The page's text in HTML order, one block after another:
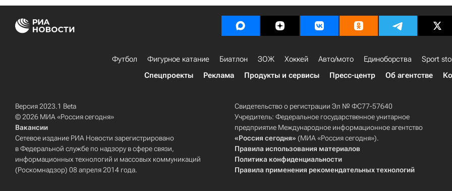
Футбол Фигурное катание Биатлон ЗОЖ Хоккей Авто/мото Единоборства Sport
Спецпроекты
Реклама Продукты и сервисы Пресс-центр Об агентстве
Версия 2023.1 Beta
© 2026 МИА «Россия сегодня»
Вакансии
Сетевое издание РИА Новости зарегистрировано
в Федеральной службе по надзору в сфере связи,
информационных технологий и массовых коммуникаций
(Роскомнадзор) 08 апреля 2014 года.
Свидетельство о регистрации Эл № ФС77-57640
Учредитель: Федеральное государственное унитарное
предприятие Международное информационное агентство
«Россия сегодня» (МИА «Россия сегодня»).
Правила использования материалов
Политика конфиденциальности
Правила применения рекомендательных технологий